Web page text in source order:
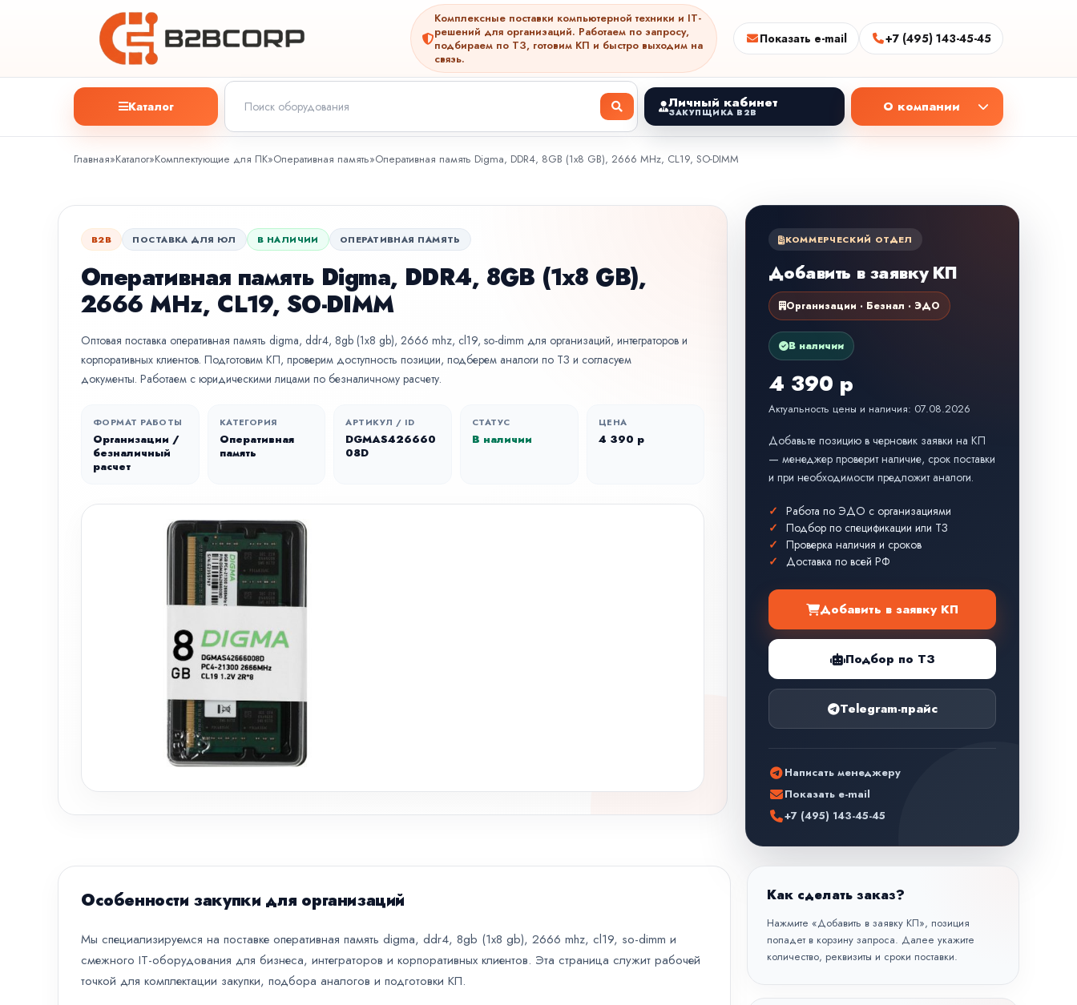
Комплексные поставки компьютерной техники и IT-
решений для организаций. Работаем по запросу,
подбираем по ТЗ, готовим КП и быстро выходим на
связь.
Показать e-mail +7 (495) 143-45-45
Каталог Личный кабинет
ЗАКУПЩИКА B2B О компании
Главная»Каталог»Комплектующие для ПК»Оперативная память»Оперативная память Digma, DDR4, 8GB (1x8 GB), 2666 MHz, CL19, SO-DIMM
B2B ПОСТАВКА ДЛЯ ЮЛ В НАЛИЧИИ ОПЕРАТИВНАЯ ПАМЯТЬ
Оперативная память Digma, DDR4, 8GB (1x8 GB),
2666 MHz, CL19, SO-DIMM
Оптовая поставка оперативная память digma, ddr4, 8gb (1x8 gb), 2666 mhz, cl19, so-dimm для организаций, интеграторов и
корпоративных клиентов. Подготовим КП, проверим доступность позиции, подберем аналоги по ТЗ и согласуем
документы. Работаем с юридическими лицами по безналичному расчету.
ФОРМАТ РАБОТЫ
Организации /
безналичный
расчет
КАТЕГОРИЯ
Оперативная
память
АРТИКУЛ / ID
DGMAS426660
08D
СТАТУС
В наличии
ЦЕНА
4 390 р
КОММЕРЧЕСКИЙ ОТДЕЛ
Добавить в заявку КП
Организации · Безнал · ЭДО
В наличии
4 390 р
Актуальность цены и наличия: 07.08.2026
Добавьте позицию в черновик заявки на КП
— менеджер проверит наличие, срок поставки
и при необходимости предложит аналоги.
Работа по ЭДО с организациями
Подбор по спецификации или ТЗ
Проверка наличия и сроков
Доставка по всей РФ
Добавить в заявку КП
Подбор по ТЗ
Telegram-прайс
Написать менеджеру
Показать e-mail
+7 (495) 143-45-45
Особенности закупки для организаций
Мы специализируемся на поставке оперативная память digma, ddr4, 8gb (1x8 gb), 2666 mhz, cl19, so-dimm и
смежного IT-оборудования для бизнеса, интеграторов и корпоративных клиентов. Эта страница служит рабочей
точкой для комплектации закупки, подбора аналогов и подготовки КП.
Как сделать заказ?
Нажмите «Добавить в заявку КП», позиция
попадет в корзину запроса. Далее укажите
количество, реквизиты и сроки поставки.